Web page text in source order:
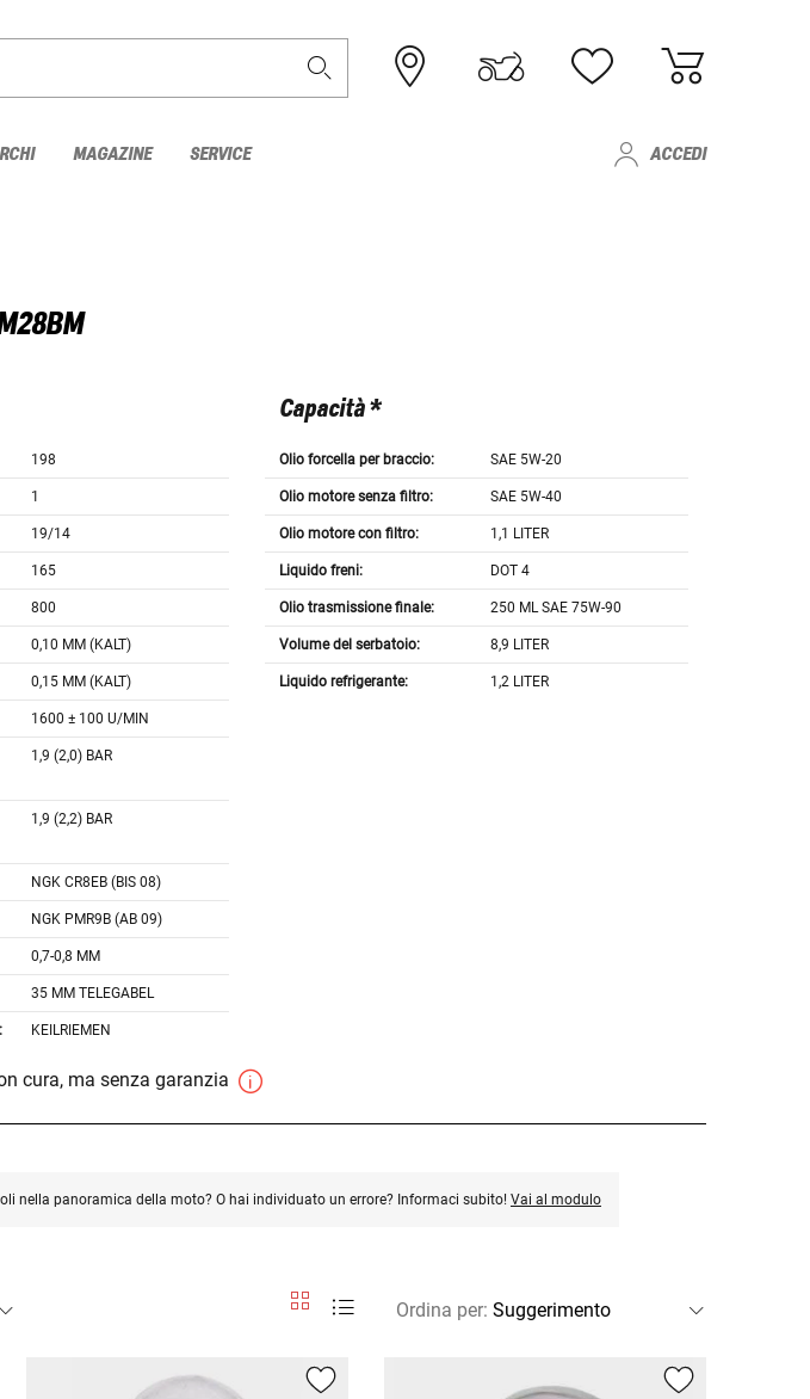
MAGAZINE SERVICE ACCEDI
198
1
19/14
165
800
0,10 MM (KALT)
0,15 MM (KALT)
1600 ± 100 U/MIN
1,9 (2,0) BAR
1,9 (2,2) BAR
NGK CR8EB (BIS 08)
NGK PMR9B (AB 09)
0,7-0,8 MM
35 MM TELEGABEL
KEILRIEMEN
Capacità *
Olio forcella per braccio: SAE 5W-20
Olio motore senza filtro: SAE 5W-40
Olio motore con filtro: 1,1 LITER
Liquido freni: DOT 4
Olio trasmissione finale: 250 ML SAE 75W-90
Volume del serbatoio: 8,9 LITER
Liquido refrigerante: 1,2 LITER
cura, ma senza garanzia
nella panoramica della moto? O hai individuato un errore? Informaci subito! Vai al modulo
Ordina per: